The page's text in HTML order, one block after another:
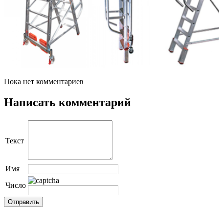
Пока нет комментариев
Написать комментарий
Текст
Имя
Число